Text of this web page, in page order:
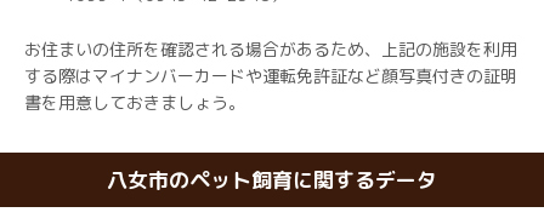
お住まいの住所を確認される場合があるため、上記の施設を利用
する際はマイナンバーカードや運転免許証など顔写真付きの証明
書を用意しておきましょう。
八女市のペット飼育に関するデータ